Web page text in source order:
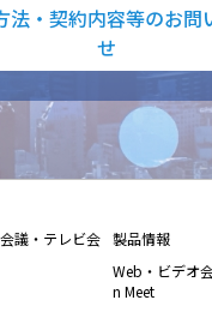
法・契約内容等のお問
せ
議・テレビ会 製品情報
Web・ビデオ
n Meet